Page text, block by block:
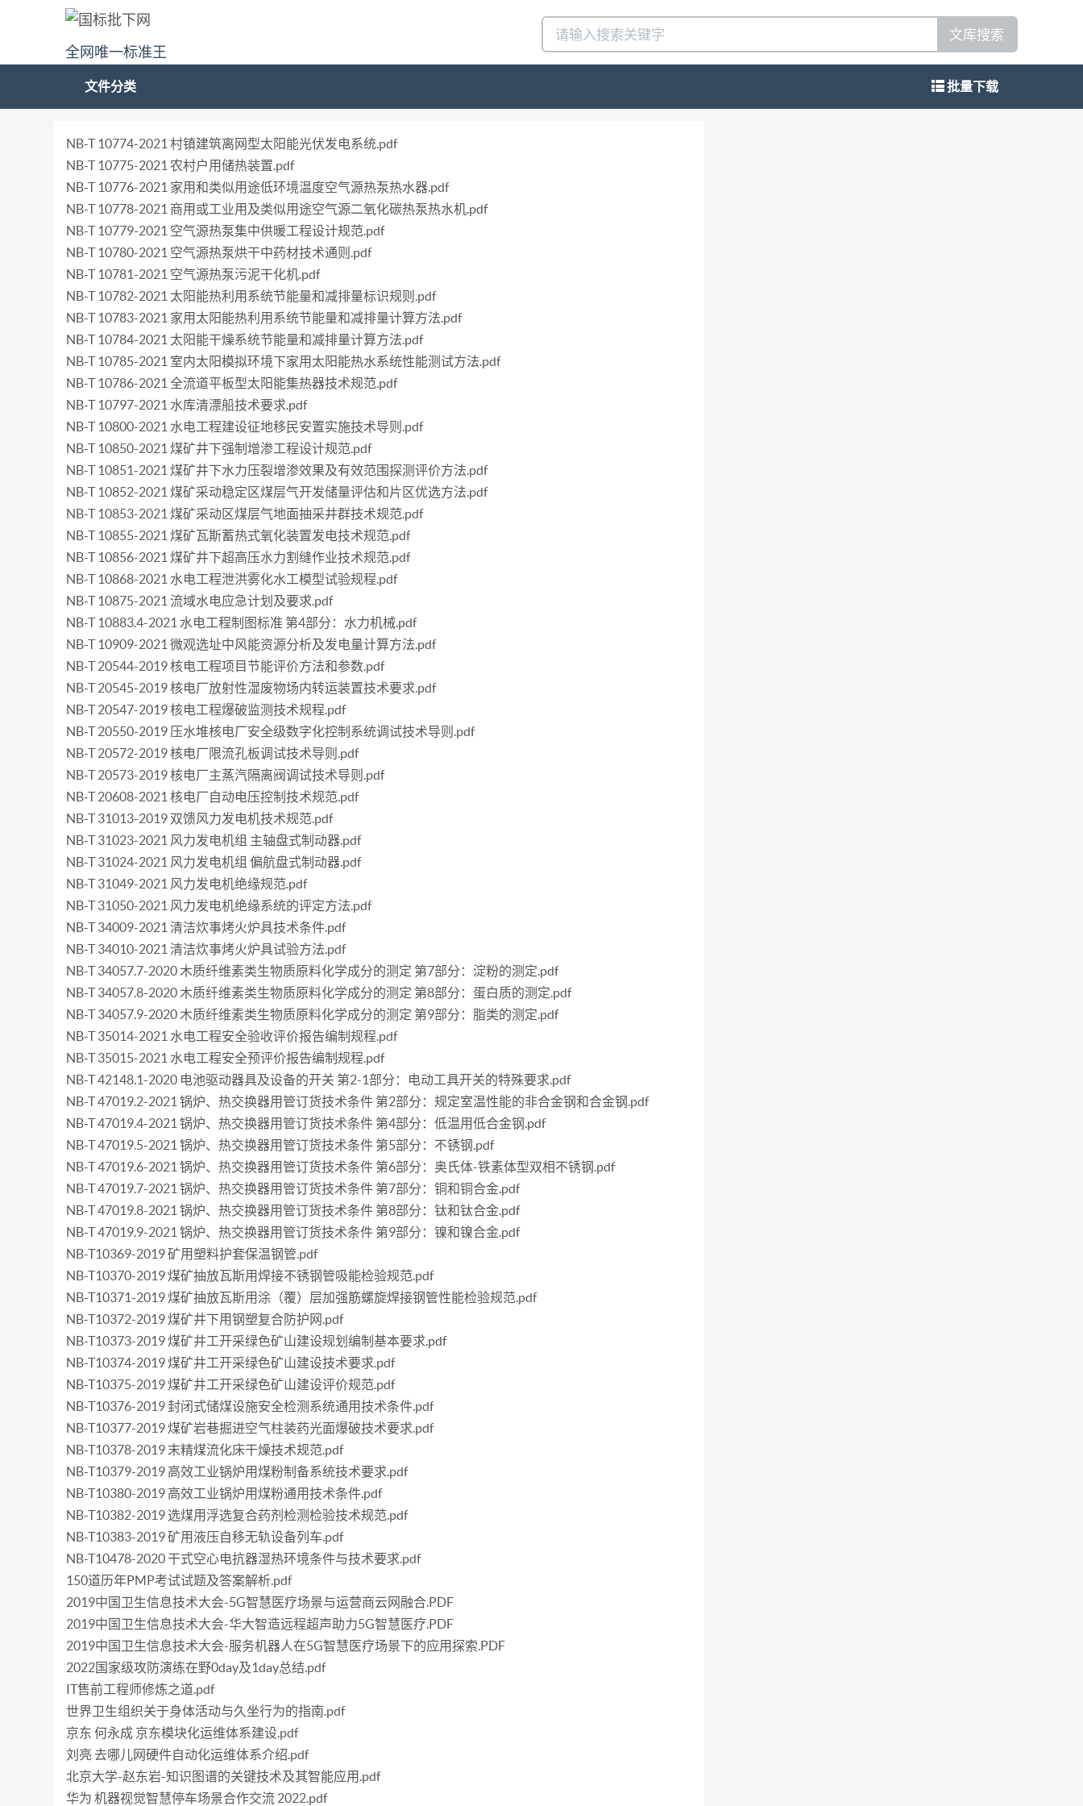
全网唯一标准王
文库搜索
文件分类 批量下载
NB-T 10774-2021 村镇建筑离网型太阳能光伏发电系统.pdf
NB-T 10775-2021 农村户用储热装置.pdf
NB-T 10776-2021 家用和类似用途低环境温度空气源热泵热水器.pdf
NB-T 10778-2021 商用或工业用及类似用途空气源二氧化碳热泵热水机.pdf
NB-T 10779-2021 空气源热泵集中供暖工程设计规范.pdf
NB-T 10780-2021 空气源热泵烘干中药材技术通则.pdf
NB-T 10781-2021 空气源热泵污泥干化机.pdf
NB-T 10782-2021 太阳能热利用系统节能量和减排量标识规则.pdf
NB-T 10783-2021 家用太阳能热利用系统节能量和减排量计算方法.pdf
NB-T 10784-2021 太阳能干燥系统节能量和减排量计算方法.pdf
NB-T 10785-2021 室内太阳模拟环境下家用太阳能热水系统性能测试方法.pdf
NB-T 10786-2021 全流道平板型太阳能集热器技术规范.pdf
NB-T 10797-2021 水库清漂船技术要求.pdf
NB-T 10800-2021 水电工程建设征地移民安置实施技术导则.pdf
NB-T 10850-2021 煤矿井下强制增渗工程设计规范.pdf
NB-T 10851-2021 煤矿井下水力压裂增渗效果及有效范围探测评价方法.pdf
NB-T 10852-2021 煤矿采动稳定区煤层气开发储量评估和片区优选方法.pdf
NB-T 10853-2021 煤矿采动区煤层气地面抽采井群技术规范.pdf
NB-T 10855-2021 煤矿瓦斯蓄热式氧化装置发电技术规范.pdf
NB-T 10856-2021 煤矿井下超高压水力割缝作业技术规范.pdf
NB-T 10868-2021 水电工程泄洪雾化水工模型试验规程.pdf
NB-T 10875-2021 流域水电应急计划及要求.pdf
NB-T 10883.4-2021 水电工程制图标准 第4部分：水力机械.pdf
NB-T 10909-2021 微观选址中风能资源分析及发电量计算方法.pdf
NB-T 20544-2019 核电工程项目节能评价方法和参数.pdf
NB-T 20545-2019 核电厂放射性湿废物场内转运装置技术要求.pdf
NB-T 20547-2019 核电工程爆破监测技术规程.pdf
NB-T 20550-2019 压水堆核电厂安全级数字化控制系统调试技术导则.pdf
NB-T 20572-2019 核电厂限流孔板调试技术导则.pdf
NB-T 20573-2019 核电厂主蒸汽隔离阀调试技术导则.pdf
NB-T 20608-2021 核电厂自动电压控制技术规范.pdf
NB-T 31013-2019 双馈风力发电机技术规范.pdf
NB-T 31023-2021 风力发电机组 主轴盘式制动器.pdf
NB-T 31024-2021 风力发电机组 偏航盘式制动器.pdf
NB-T 31049-2021 风力发电机绝缘规范.pdf
NB-T 31050-2021 风力发电机绝缘系统的评定方法.pdf
NB-T 34009-2021 清洁炊事烤火炉具技术条件.pdf
NB-T 34010-2021 清洁炊事烤火炉具试验方法.pdf
NB-T 34057.7-2020 木质纤维素类生物质原料化学成分的测定 第7部分：淀粉的测定.pdf
NB-T 34057.8-2020 木质纤维素类生物质原料化学成分的测定 第8部分：蛋白质的测定.pdf
NB-T 34057.9-2020 木质纤维素类生物质原料化学成分的测定 第9部分：脂类的测定.pdf
NB-T 35014-2021 水电工程安全验收评价报告编制规程.pdf
NB-T 35015-2021 水电工程安全预评价报告编制规程.pdf
NB-T 42148.1-2020 电池驱动器具及设备的开关 第2-1部分：电动工具开关的特殊要求.pdf
NB-T 47019.2-2021 锅炉、热交换器用管订货技术条件 第2部分：规定室温性能的非合金钢和合金钢.pdf
NB-T 47019.4-2021 锅炉、热交换器用管订货技术条件 第4部分：低温用低合金钢.pdf
NB-T 47019.5-2021 锅炉、热交换器用管订货技术条件 第5部分：不锈钢.pdf
NB-T 47019.6-2021 锅炉、热交换器用管订货技术条件 第6部分：奥氏体-铁素体型双相不锈钢.pdf
NB-T 47019.7-2021 锅炉、热交换器用管订货技术条件 第7部分：铜和铜合金.pdf
NB-T 47019.8-2021 锅炉、热交换器用管订货技术条件 第8部分：钛和钛合金.pdf
NB-T 47019.9-2021 锅炉、热交换器用管订货技术条件 第9部分：镍和镍合金.pdf
NB-T10369-2019 矿用塑料护套保温钢管.pdf
NB-T10370-2019 煤矿抽放瓦斯用焊接不锈钢管吸能检验规范.pdf
NB-T10371-2019 煤矿抽放瓦斯用涂（覆）层加强筋螺旋焊接钢管性能检验规范.pdf
NB-T10372-2019 煤矿井下用钢塑复合防护网.pdf
NB-T10373-2019 煤矿井工开采绿色矿山建设规划编制基本要求.pdf
NB-T10374-2019 煤矿井工开采绿色矿山建设技术要求.pdf
NB-T10375-2019 煤矿井工开采绿色矿山建设评价规范.pdf
NB-T10376-2019 封闭式储煤设施安全检测系统通用技术条件.pdf
NB-T10377-2019 煤矿岩巷掘进空气柱装药光面爆破技术要求.pdf
NB-T10378-2019 末精煤流化床干燥技术规范.pdf
NB-T10379-2019 高效工业锅炉用煤粉制备系统技术要求.pdf
NB-T10380-2019 高效工业锅炉用煤粉通用技术条件.pdf
NB-T10382-2019 选煤用浮选复合药剂检测检验技术规范.pdf
NB-T10383-2019 矿用液压自移无轨设备列车.pdf
NB-T10478-2020 干式空心电抗器湿热环境条件与技术要求.pdf
150道历年PMP考试试题及答案解析.pdf
2019中国卫生信息技术大会-5G智慧医疗场景与运营商云网融合.PDF
2019中国卫生信息技术大会-华大智造远程超声助力5G智慧医疗.PDF
2019中国卫生信息技术大会-服务机器人在5G智慧医疗场景下的应用探索.PDF
2022国家级攻防演练在野0day及1day总结.pdf
IT售前工程师修炼之道.pdf
世界卫生组织关于身体活动与久坐行为的指南.pdf
京东 何永成 京东模块化运维体系建设.pdf
刘亮 去哪儿网硬件自动化运维体系介绍.pdf
北京大学-赵东岩-知识图谱的关键技术及其智能应用.pdf
华为 机器视觉智慧停车场景合作交流 2022.pdf